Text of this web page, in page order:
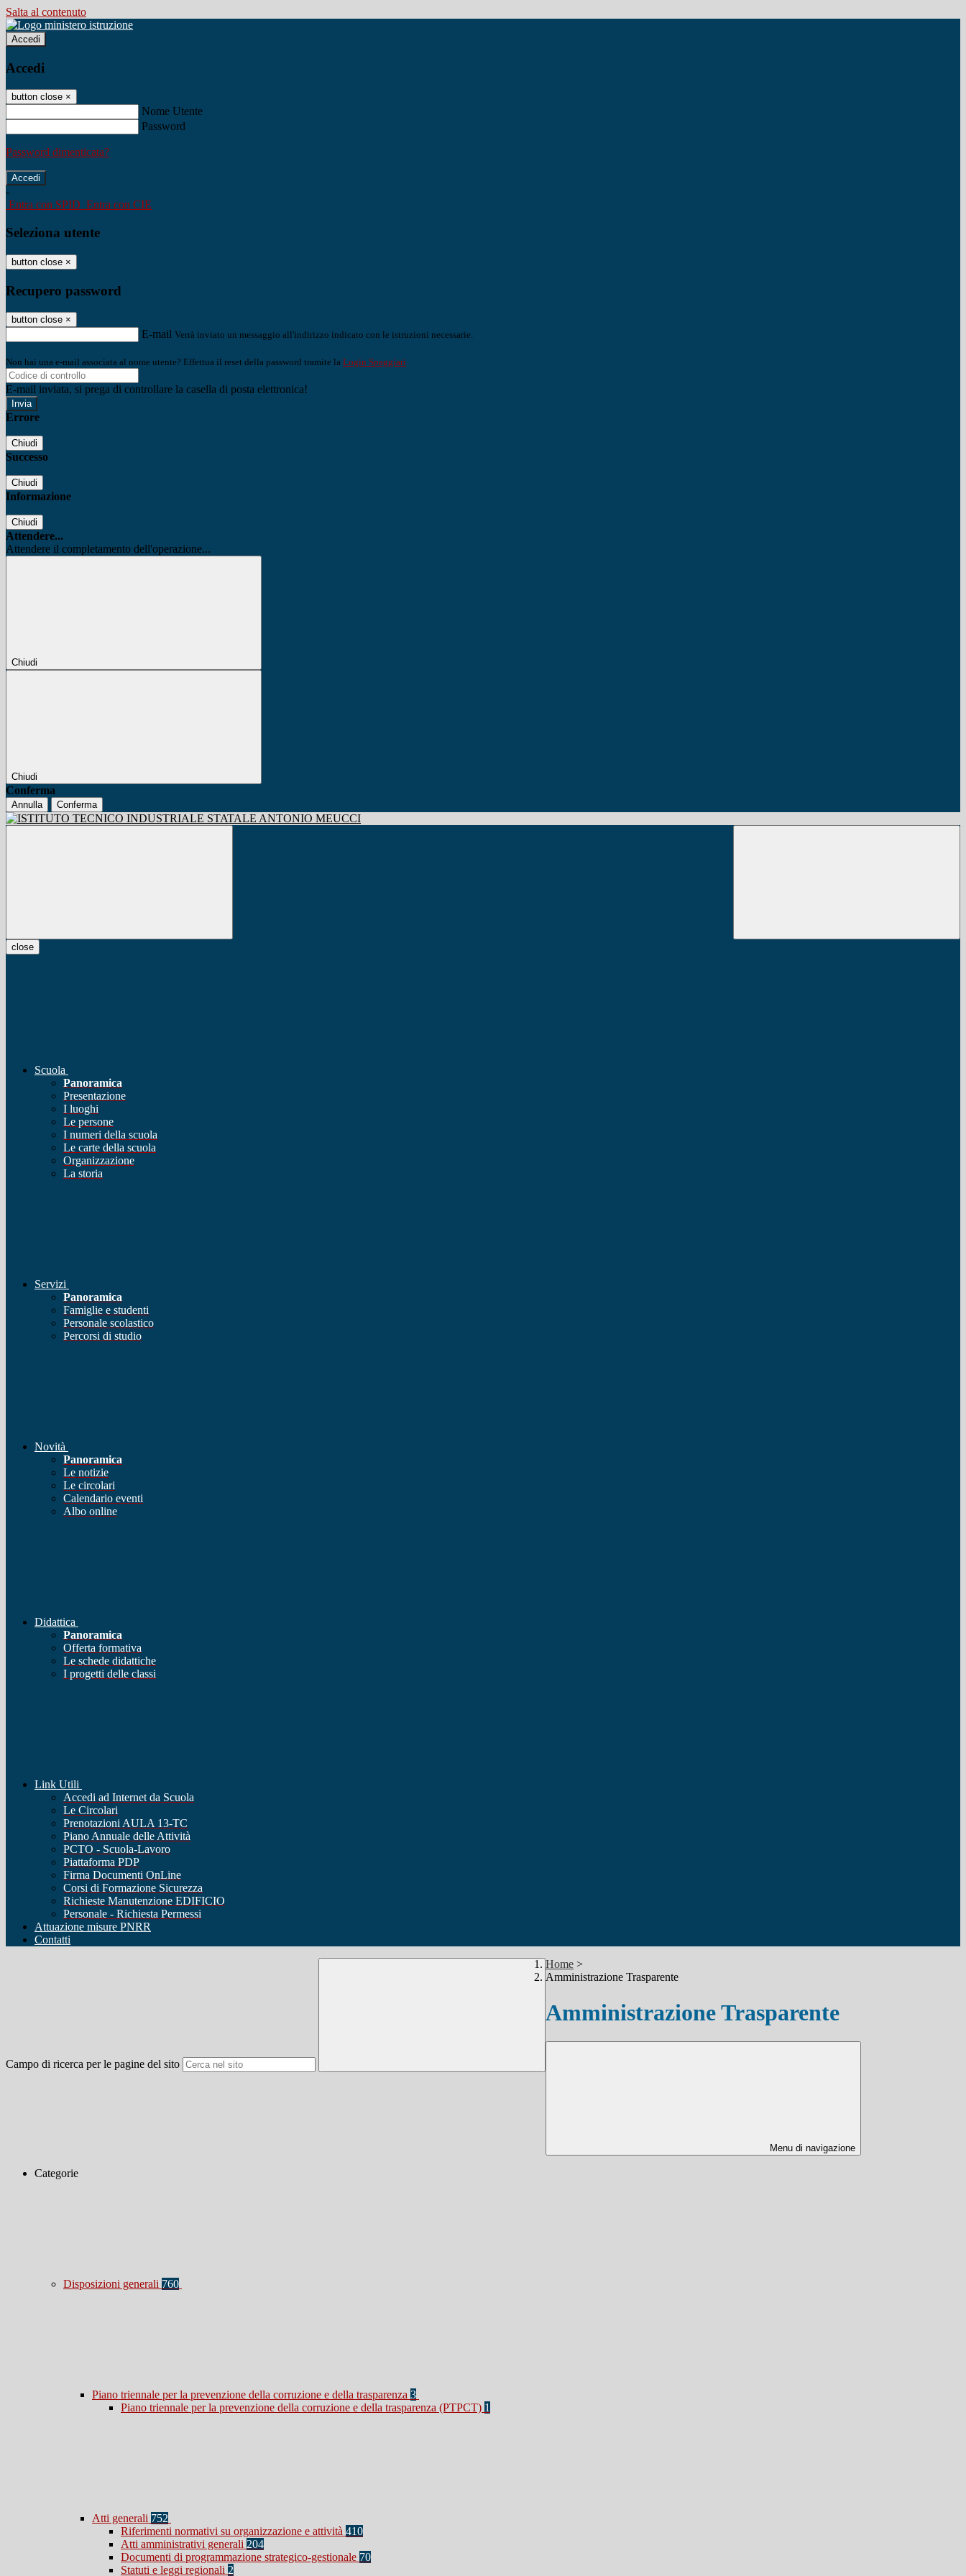
Salta al contenuto
Accedi
Accedi
button close ×
Nome Utente
Password
Password dimenticata?
-
Entra con SPID Entra con CIE
Seleziona utente
button close ×
Recupero password
button close ×
E-mail Verrà inviato un messaggio all'indirizzo indicato con le istruzioni necessarie.
Non hai una e-mail associata al nome utente? Effettua il reset della password tramite la Login Spaggiari
E-mail inviata, si prega di controllare la casella di posta elettronica!
Errore
Chiudi
Successo
Chiudi
Informazione
Chiudi
Attendere...
Attendere il completamento dell'operazione...
Chiudi
Chiudi
Conferma
Annulla Conferma
close
Scuola
Panoramica
Presentazione
I luoghi
Le persone
I numeri della scuola
Le carte della scuola
Organizzazione
La storia
Servizi
Panoramica
Famiglie e studenti
Personale scolastico
Percorsi di studio
Novità
Panoramica
Le notizie
Le circolari
Calendario eventi
Albo online
Didattica
Panoramica
Offerta formativa
Le schede didattiche
I progetti delle classi
Link Utili
Accedi ad Internet da Scuola
Le Circolari
Prenotazioni AULA 13-TC
Piano Annuale delle Attività
PCTO - Scuola-Lavoro
Piattaforma PDP
Firma Documenti OnLine
Corsi di Formazione Sicurezza
Richieste Manutenzione EDIFICIO
Personale - Richiesta Permessi
Attuazione misure PNRR
Contatti
Campo di ricerca per le pagine del sito
Home >
Amministrazione Trasparente
Amministrazione Trasparente
Menu di navigazione
Categorie
Disposizioni generali 760
Piano triennale per la prevenzione della corruzione e della trasparenza 3
Piano triennale per la prevenzione della corruzione e della trasparenza (PTPCT) 1
Atti generali 752
Riferimenti normativi su organizzazione e attività 410
Atti amministrativi generali 204
Documenti di programmazione strategico-gestionale 70
Statuti e leggi regionali 2